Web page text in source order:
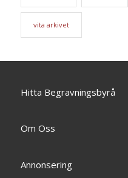
vita arkivet
Hitta Begravningsbyrå
Om Oss
Annonsering